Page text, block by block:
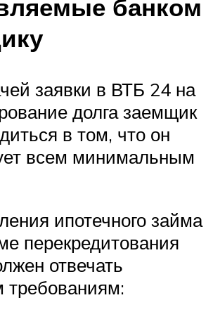
банком
заявки в ВТБ 24 на
долга заемщик
в том, что он
всем минимальным
ипотечного займа
перекредитования
отвечать